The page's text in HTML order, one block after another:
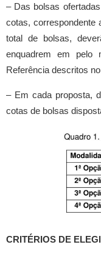
– Das bolsas
cotas, correspondente
total de bolsas,
enquadrem em pelo
Referência descritos
– Em cada proposta,
cotas de bolsas
CRITÉRIOS DE